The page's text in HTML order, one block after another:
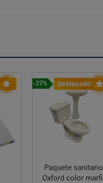
Destacado
-27%
Paquete sanitario
Oxford color marfil